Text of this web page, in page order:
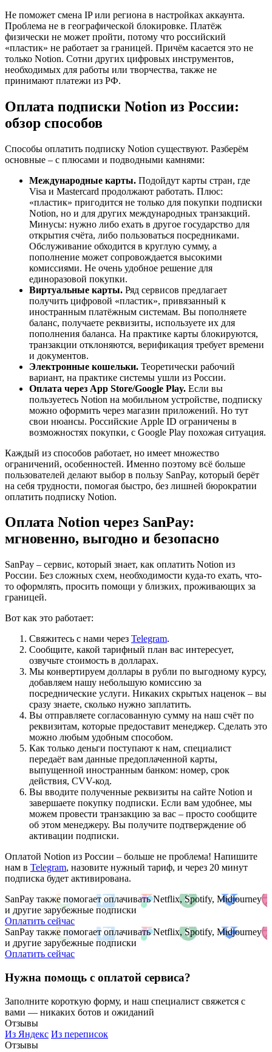
Не поможет смена IP или региона в настройках аккаунта.
Проблема не в географической блокировке. Платёж
физически не может пройти, потому что российский
«пластик» не работает за границей. Причём касается это не
только Notion. Сотни других цифровых инструментов,
необходимых для работы или творчества, также не
принимают платежи из РФ.
Оплата подписки Notion из России:
обзор способов
Способы оплатить подписку Notion существуют. Разберём
основные – с плюсами и подводными камнями:
Международные карты. Подойдут карты стран, где
Visa и Mastercard продолжают работать. Плюс:
«пластик» пригодится не только для покупки подписки
Notion, но и для других международных транзакций.
Минусы: нужно либо ехать в другое государство для
открытия счёта, либо пользоваться посредниками.
Обслуживание обходится в круглую сумму, а
пополнение может сопровождается высокими
комиссиями. Не очень удобное решение для
единоразовой покупки.
Виртуальные карты. Ряд сервисов предлагает
получить цифровой «пластик», привязанный к
иностранным платёжным системам. Вы пополняете
баланс, получаете реквизиты, используете их для
пополнения баланса. На практике карты блокируются,
транзакции отклоняются, верификация требует времени
и документов.
Электронные кошельки. Теоретически рабочий
вариант, на практике системы ушли из России.
Оплата через App Store/Google Play. Если вы
пользуетесь Notion на мобильном устройстве, подписку
можно оформить через магазин приложений. Но тут
свои нюансы. Российские Apple ID ограничены в
возможностях покупки, с Google Play похожая ситуация.
Каждый из способов работает, но имеет множество
ограничений, особенностей. Именно поэтому всё больше
пользователей делают выбор в пользу SanPay, который берёт
на себя трудности, помогая быстро, без лишней бюрократии
оплатить подписку Notion.
Оплата Notion через SanPay:
мгновенно, выгодно и безопасно
SanPay – сервис, который знает, как оплатить Notion из
России. Без сложных схем, необходимости куда-то ехать, что-
то оформлять, просить помощи у близких, проживающих за
границей.
Вот как это работает:
Свяжитесь с нами через Telegram.
Сообщите, какой тарифный план вас интересует,
озвучьте стоимость в долларах.
Мы конвертируем доллары в рубли по выгодному курсу,
добавляем нашу небольшую комиссию за
посреднические услуги. Никаких скрытых наценок – вы
сразу знаете, сколько нужно заплатить.
Вы отправляете согласованную сумму на наш счёт по
реквизитам, которые предоставит менеджер. Сделать это
можно любым удобным способом.
Как только деньги поступают к нам, специалист
передаёт вам данные предоплаченной карты,
выпущенной иностранным банком: номер, срок
действия, CVV-код.
Вы вводите полученные реквизиты на сайте Notion и
завершаете покупку подписки. Если вам удобнее, мы
можем провести транзакцию за вас – просто сообщите
об этом менеджеру. Вы получите подтверждение об
активации подписки.
Оплатой Notion из России – больше не проблема! Напишите
нам в Telegram, назовите нужный тариф, и через 20 минут
подписка будет активирована.
SanPay также помогает оплачивать Netflix, Spotify, Midjourney
и другие зарубежные подписки
Оплатить сейчас
SanPay также помогает оплачивать Netflix, Spotify, Midjourney
и другие зарубежные подписки
Оплатить сейчас
Нужна помощь с оплатой сервиса?
Заполните короткую форму, и наш специалист свяжется с
вами — никаких ботов и ожиданий
Отзывы
Из Яндекс Из переписок
Отзывы